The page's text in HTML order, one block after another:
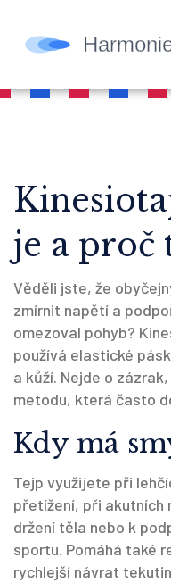
je a proč
Věděli jste, že
zmírnit napětí a
omezoval pohyb?
používá elastické
a kůží. Nejde o
metodu, která často
Kdy má
Tejp využijete při
přetížení, při akutních
držení těla nebo k
sportu. Pomáhá také
rychlejší návrat